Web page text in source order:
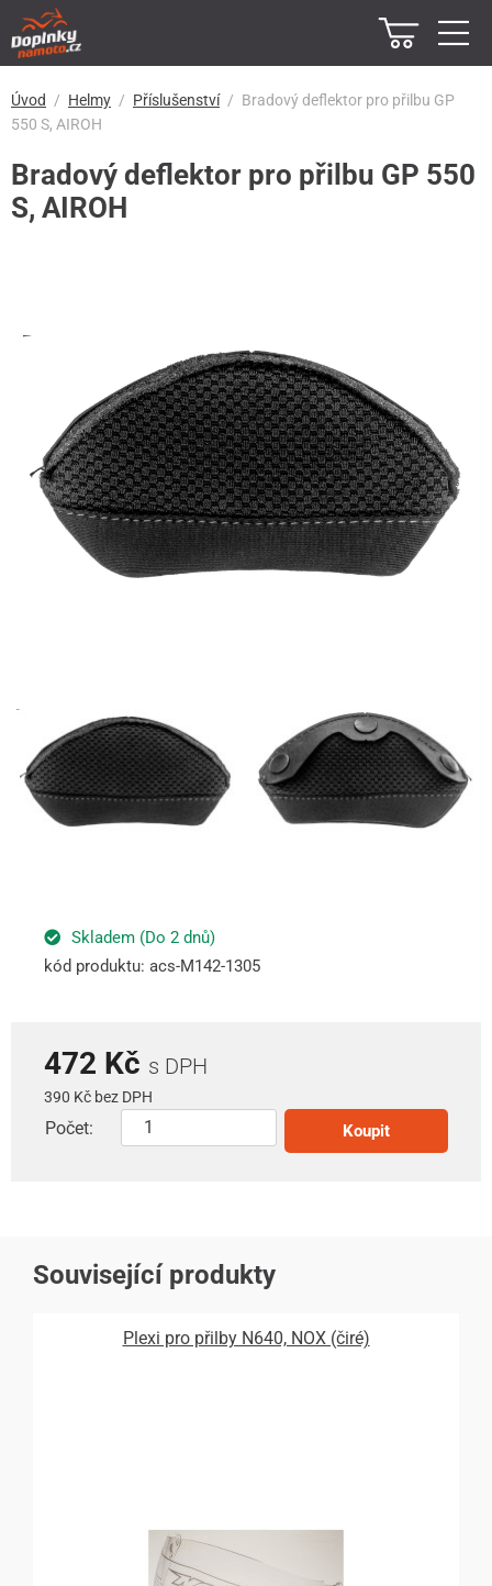
Úvod Helmy Příslušenství
Bradový deflektor pro přilbu GP
550 S, AIROH
Bradový deflektor pro přilbu GP 550
S, AIROH
Skladem (Do 2 dnů)
kód produktu: acs-M142-1305
472 Kč s DPH
390 Kč bez DPH
Počet: Koupit
Související produkty
Plexi pro přilby N640, NOX (čiré)